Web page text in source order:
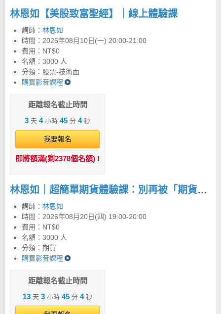
「超簡單投資法」。 投資理財教育不能等 投資理財是
人生重要課題，但真實市場與學校課本上的經濟學往
往截然不同。為了幫助更多投資人用對方法、改善財
務問題，林恩如老師以自身 28 年真金白銀的市場實戰
2026 年，已累積舉辦超過 450 場投資講座，陪伴超過
15,000 名學員學習成長，逐步建立正確的投資觀念與
交易邏輯。透過趨勢操作與超簡單投資法，曾掌握個
股最高 19 倍的獲利機會，學員對帳單與獲利見證更是
單、更有紀律的方法，看懂市場、掌握趨勢。 2條均
為輔，搭配四大法寶的完整運用，就是最務實簡單的
投資方法。按照紀律操作，投資人依策略可以把風險
控制在最小化。交易商品舉凡台股、期貨、美股、海
外期貨…，只要看懂K線圖，就能運用「超簡單投資
法」投資全世界，抓緊趨勢賺進波段財。 飆股女王：
(APP) 4.強棒旺旺來(APP/PC) 林恩如｜強棒旺旺來
旺來Android下載 >>https://cmy.tw/00B2TP
林恩如【美股致富聖經】｜線上體驗課
講師： 林恩如
時間： 2026年08月10日(一) 20:00-21:00
費用：NT$0
名額：3000 人
分類：股票-技術面
購買影音課程
距離報名截止時間
3 天 4小時 45 分 3秒
我要報名
即將額滿(剩2378個名額) !
林恩如｜超簡單期貨體驗課：別再被「期貨很危險」限制你的獲利！
講師： 林恩如
時間： 2026年08月20日(四) 19:00-20:00
費用：NT$0
名額：3000 人
分類：期貨
購買影音課程
距離報名截止時間
13 天 3 小時 45 分 3秒